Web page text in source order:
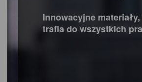
Innowacyjne
trafia do wszystkich